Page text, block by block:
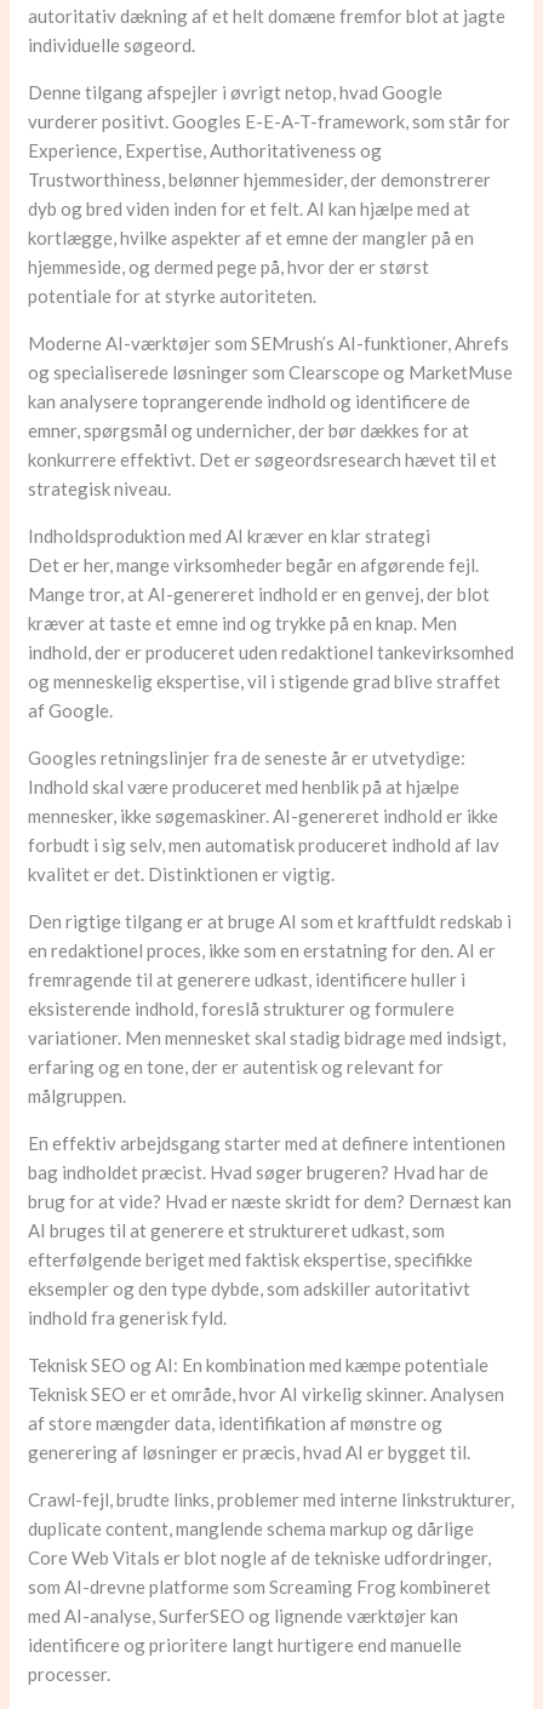
autoritativ dækning af et helt domæne fremfor blot at jagte
individuelle søgeord.
Denne tilgang afspejler i øvrigt netop, hvad Google
vurderer positivt. Googles E-E-A-T-framework, som står for
Experience, Expertise, Authoritativeness og
Trustworthiness, belønner hjemmesider, der demonstrerer
dyb og bred viden inden for et felt. AI kan hjælpe med at
kortlægge, hvilke aspekter af et emne der mangler på en
hjemmeside, og dermed pege på, hvor der er størst
potentiale for at styrke autoriteten.
Moderne AI-værktøjer som SEMrush’s AI-funktioner, Ahrefs
og specialiserede løsninger som Clearscope og MarketMuse
kan analysere toprangerende indhold og identificere de
emner, spørgsmål og undernicher, der bør dækkes for at
konkurrere effektivt. Det er søgeordsresearch hævet til et
strategisk niveau.
Indholdsproduktion med AI kræver en klar strategi
Det er her, mange virksomheder begår en afgørende fejl.
Mange tror, at AI-genereret indhold er en genvej, der blot
kræver at taste et emne ind og trykke på en knap. Men
indhold, der er produceret uden redaktionel tankevirksomhed
og menneskelig ekspertise, vil i stigende grad blive straffet
af Google.
Googles retningslinjer fra de seneste år er utvetydige:
Indhold skal være produceret med henblik på at hjælpe
mennesker, ikke søgemaskiner. AI-genereret indhold er ikke
forbudt i sig selv, men automatisk produceret indhold af lav
kvalitet er det. Distinktionen er vigtig.
Den rigtige tilgang er at bruge AI som et kraftfuldt redskab i
en redaktionel proces, ikke som en erstatning for den. AI er
fremragende til at generere udkast, identificere huller i
eksisterende indhold, foreslå strukturer og formulere
variationer. Men mennesket skal stadig bidrage med indsigt,
erfaring og en tone, der er autentisk og relevant for
målgruppen.
En effektiv arbejdsgang starter med at definere intentionen
bag indholdet præcist. Hvad søger brugeren? Hvad har de
brug for at vide? Hvad er næste skridt for dem? Dernæst kan
AI bruges til at generere et struktureret udkast, som
efterfølgende beriget med faktisk ekspertise, specifikke
eksempler og den type dybde, som adskiller autoritativt
indhold fra generisk fyld.
Teknisk SEO og AI: En kombination med kæmpe potentiale
Teknisk SEO er et område, hvor AI virkelig skinner. Analysen
af store mængder data, identifikation af mønstre og
generering af løsninger er præcis, hvad AI er bygget til.
Crawl-fejl, brudte links, problemer med interne linkstrukturer,
duplicate content, manglende schema markup og dårlige
Core Web Vitals er blot nogle af de tekniske udfordringer,
som AI-drevne platforme som Screaming Frog kombineret
med AI-analyse, SurferSEO og lignende værktøjer kan
identificere og prioritere langt hurtigere end manuelle
processer.